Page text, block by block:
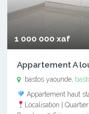
1 000 000 xaf
Appartement A
bastos yaounde,
Appartement haut
Localisation |